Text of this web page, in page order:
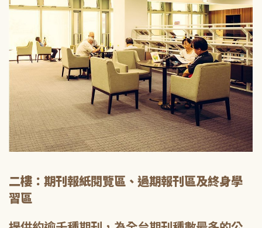
二樓：期刊報紙閱覽區、過期報刊區及終身學
習區